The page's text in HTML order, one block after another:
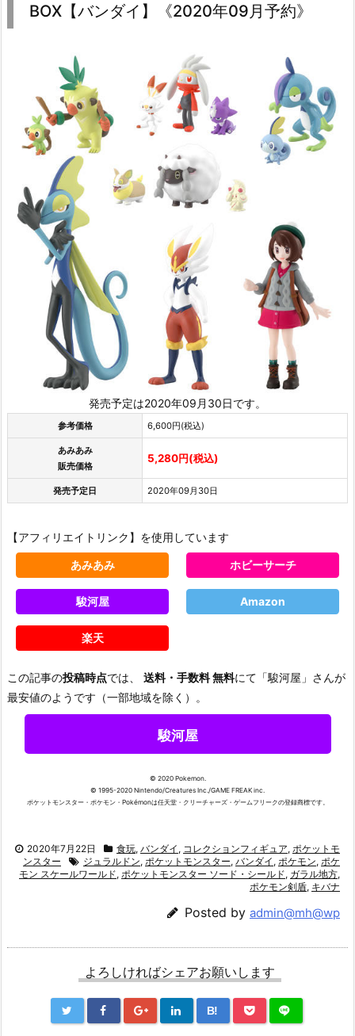
BOX【バンダイ】《2020年09月予約》
発売予定は2020年09月30日です。
参考価格 6,600円(税込)
あみあみ
販売価格
5,280円(税込)
発売予定日 2020年09月30日
【アフィリエイトリンク】を使用しています
あみあみ ホビーサーチ
駿河屋 Amazon
楽天
この記事の投稿時点では、 送料・手数料 無料にて「駿河屋」さんが
最安値のようです（一部地域を除く）。
駿河屋
© 2020 Pokemon.
© 1995-2020 Nintendo/Creatures Inc./GAME FREAK inc.
ポケットモンスター・ポケモン・Pokémonは任天堂・クリーチャーズ・ゲームフリークの登録商標です。
2020年7月22日 食玩, バンダイ , コレクションフィギュア, ポケットモ
ンスター
ジュラルドン, ポケットモンスター, バンダイ , ポケモン, ポケ
モン スケールワールド, ポケットモンスター ソード・シールド, ガラル地方,
ポケモン剣盾, キバナ
Posted by admin@mh@wp
よろしければシェアお願いします
B!